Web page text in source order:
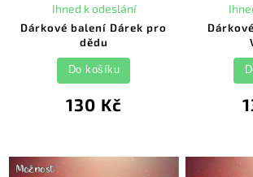
Dárkové balení Dárek pro
dědu
Ihned k odeslání
130 Kč
Do košíku